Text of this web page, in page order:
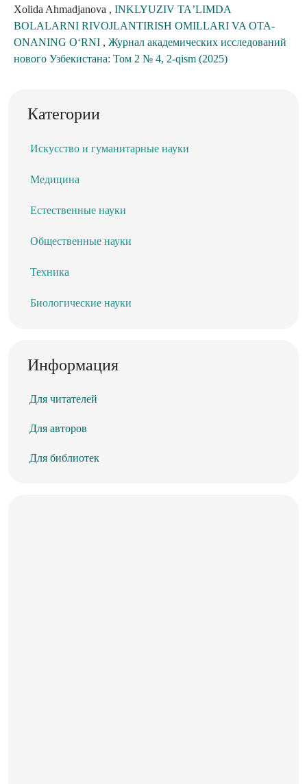
Xolida Ahmadjanova , INKLYUZIV TAʼLIMDA
BOLALARNI RIVOJLANTIRISH OMILLARI VA OTA-
ONANING OʻRNI , Журнал академических исследований
нового Узбекистана: Том 2 № 4, 2-qism (2025)
Категории
Искусство и гуманитарные науки
Медицина
Естественные науки
Общественные науки
Техника
Биологические науки
Информация
Для читателей
Для авторов
Для библиотек